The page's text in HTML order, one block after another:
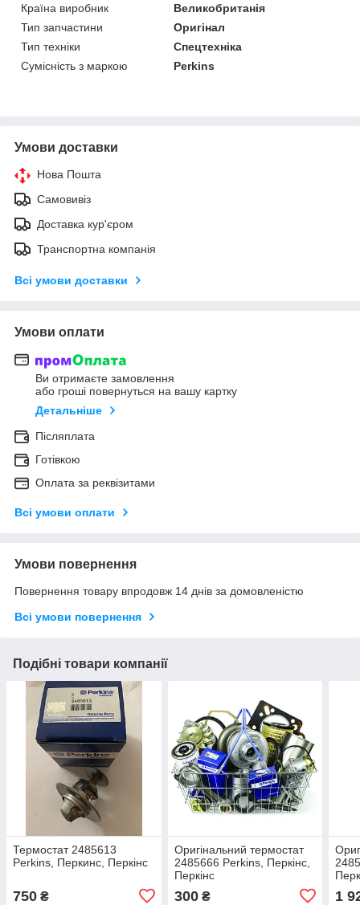
Країна виробник
Великобританія
Тип запчастини
Оригінал
Тип техніки
Спецтехніка
Сумісність з маркою
Perkins
Умови доставки
Нова Пошта
Самовивіз
Доставка кур'єром
Транспортна компанія
Всі умови доставки
Умови оплати
Ви отримаєте замовлення
або гроші повернуться на вашу картку
Детальніше
Післяплата
Готівкою
Оплата за реквізитами
Всі умови оплати
Умови повернення
Повернення товару впродовж 14 днів за домовленістю
Всі умови повернення
Подібні товари компанії
Термостат 2485613
Perkins, Перкинс, Перкінс
750 ₴
Оригінальний термостат
2485666 Perkins, Перкінс,
Перкінс
300₴ 1